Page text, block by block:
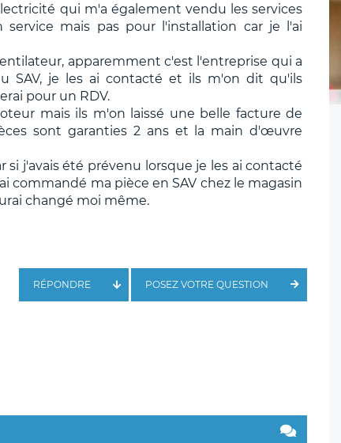
qui m'a également vendu les services
mais pas pour l'installation car je l'ai
apparemment c'est l'entreprise qui a
SAV, je les ai contacté et ils m'on dit qu'ils
pour un RDV.
mais ils m'on laissé une belle facture de
sont garanties 2 ans et la main d'œuvre
j'avais été prévenu lorsque je les ai contacté
commandé ma pièce en SAV chez le magasin
changé moi même.
POSEZ VOTRE QUESTION
RÉPONDRE